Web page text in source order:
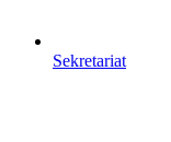
Sekretariat